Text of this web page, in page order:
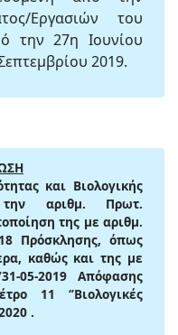
Εργασιών του
την 27η Ιουνίου
2019.
και Βιολογικής
αριθμ. Πρωτ.
της με αριθμ.
Πρόσκλησης, όπως
καθώς και της με
05-2019 Απόφασης
11 ‘’Βιολογικές
.